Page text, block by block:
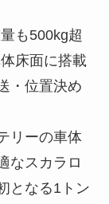
も500kg超
床面に搭載
・位置決め
リーの車体
なスカラロ
となる1トン